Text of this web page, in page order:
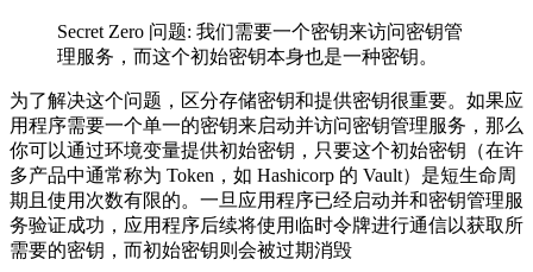
Secret Zero 问题: 我们需要一个密钥来访问密钥管
理服务，而这个初始密钥本身也是一种密钥。
为了解决这个问题，区分存储密钥和提供密钥很重要。如果应
用程序需要一个单一的密钥来启动并访问密钥管理服务，那么
你可以通过环境变量提供初始密钥，只要这个初始密钥（在许
多产品中通常称为 Token，如 Hashicorp 的 Vault）是短生命周
期且使用次数有限的。一旦应用程序已经启动并和密钥管理服
务验证成功，应用程序后续将使用临时令牌进行通信以获取所
需要的密钥，而初始密钥则会被过期消毁